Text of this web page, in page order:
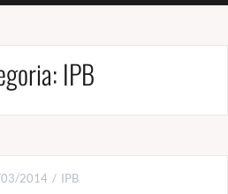
IPB
2014 IPB